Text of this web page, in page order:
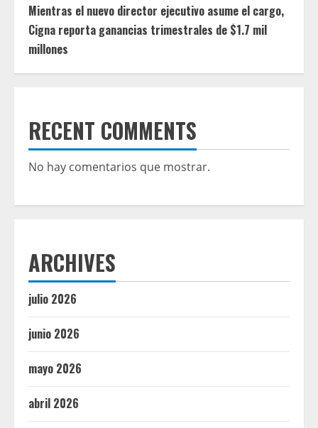
Mientras el nuevo director ejecutivo asume el cargo,
Cigna reporta ganancias trimestrales de $1.7 mil
millones
RECENT COMMENTS
No hay comentarios que mostrar.
ARCHIVES
julio 2026
junio 2026
mayo 2026
abril 2026